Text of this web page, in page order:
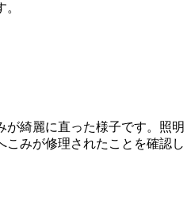
が綺麗に直った様子です。照明
こみが修理されたことを確認し